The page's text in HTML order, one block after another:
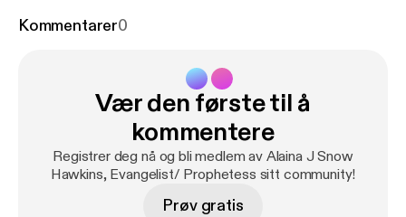
Kommentarer0
Vær den første til å
kommentere
Registrer deg nå og bli medlem av Alaina J Snow
Hawkins, Evangelist/ Prophetess sitt community!
Prøv gratis